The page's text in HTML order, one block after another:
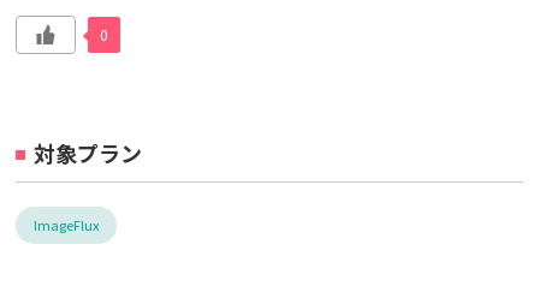
個人情報保護のため、お名前や連絡先、会員IDを入力しないでください。
サイト内検索について
0
対象プラン
ImageFlux